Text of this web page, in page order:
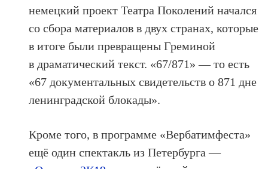
немецкий проект Театра Поколений начался
со сбора материалов в двух странах, которые
в итоге были превращены Греминой
в драматический текст. «67/871» — то есть
«67 документальных свидетельств о 871 дне
ленинградской блокады».
Кроме того, в программе «Вербатимфеста»
ещё один спектакль из Петербурга —